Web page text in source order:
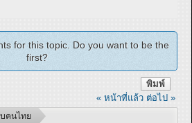
for this topic. Do you want to be the
first?
พิมพ์
« หน้าที่แล้ว ต่อไป »
คนไทย